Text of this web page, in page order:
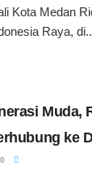
Kota Medan
Raya,
Muda,
ke
0